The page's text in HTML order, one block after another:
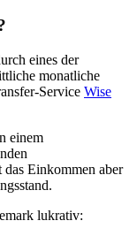
eines der
monatliche
Service Wise
einem
Einkommen aber
lukrativ: